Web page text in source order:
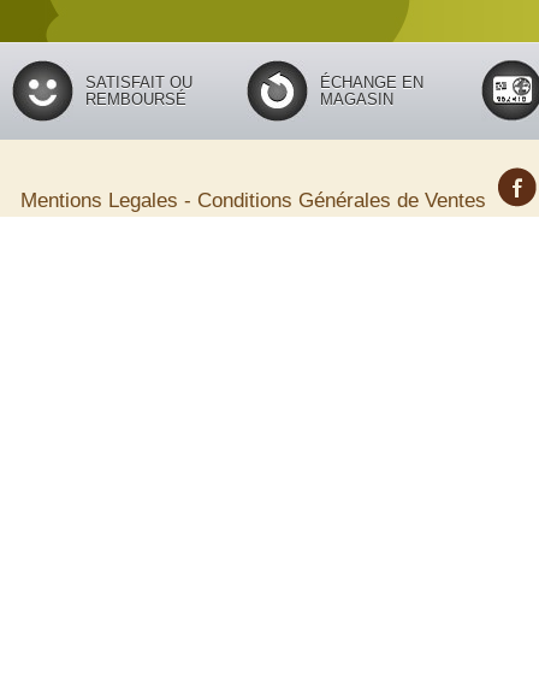
SATISFAIT OU
REMBOURSÉ
ÉCHANGE EN
MAGASIN
Mentions Legales - Conditions Générales de Ventes